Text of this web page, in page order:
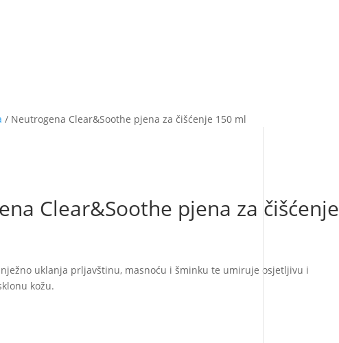
/ Neutrogena Clear&Soothe pjena za čišćenje 150 ml
Clear&Soothe pjena za čišćenje
nježno uklanja prljavštinu, masnoću i šminku te umiruje osjetljivu i
kožu.